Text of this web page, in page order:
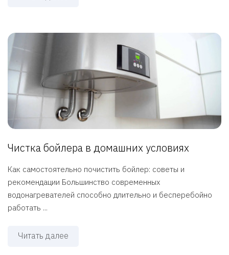
Чистка бойлера в домашних условиях
Как самостоятельно почистить бойлер: советы и
рекомендации Большинство современных
водонагревателей способно длительно и бесперебойно
работать ...
Читать далее